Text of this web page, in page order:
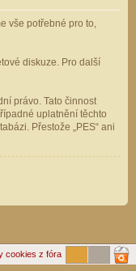
vše potřebné pro to,
diskuze. Pro další
právo. Tato činnost
uplatnění těchto
Přestože „PES“ ani
cookies z fóra